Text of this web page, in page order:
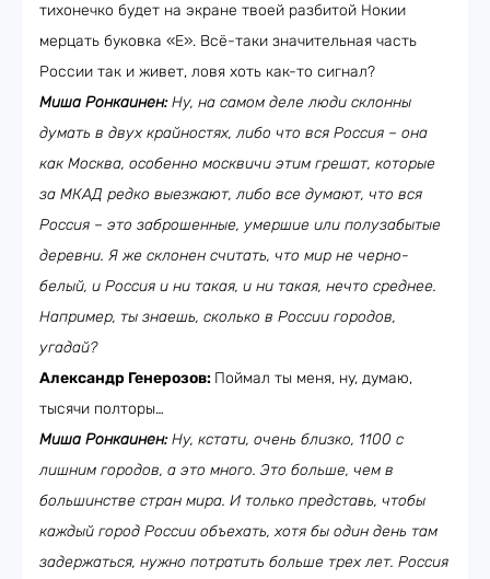
тихонечко будет на экране твоей разбитой Нокии
мерцать буковка «Е». Всё-таки значительная часть
России так и живет, ловя хоть как-то сигнал?
Миша Ронкаинен:Ну, на самом деле люди склонны
думать в двух крайностях, либо что вся Россия – она
как Москва, особенно москвичи этим грешат, которые
за МКАД редко выезжают, либо все думают, что вся
Россия – это заброшенные, умершие или полузабытые
деревни. Я же склонен считать, что мир не черно-
белый, и Россия и ни такая, и ни такая, нечто среднее.
Например, ты знаешь, сколько в России городов,
угадай?
Александр Генерозов: Поймал ты меня, ну, думаю,
тысячи полторы…
Миша Ронкаинен:Ну, кстати, очень близко, 1100 с
лишним городов, а это много. Это больше, чем в
большинстве стран мира. И только представь, чтобы
каждый город России объехать, хотя бы один день там
задержаться, нужно потратить больше трех лет. Россия